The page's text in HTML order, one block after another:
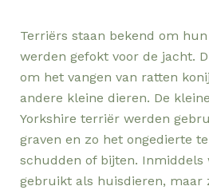
Terriërs staan bekend om
werden gefokt voor de jacht.
om het vangen van ratten
andere kleine dieren. De
Yorkshire terriër werden
graven en zo het ongedierte
schudden of bijten. Inmiddels
gebruikt als huisdieren, maar